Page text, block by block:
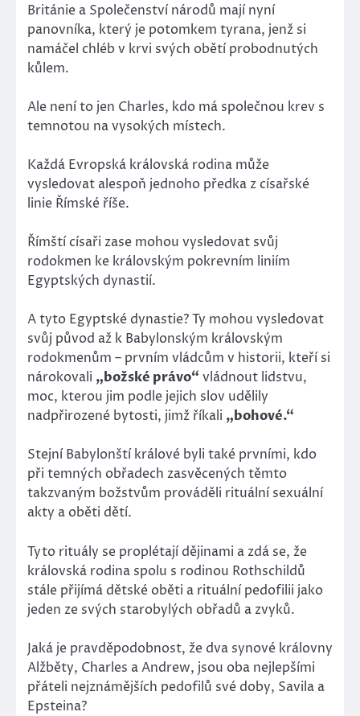
Británie a Společenství národů mají nyní
panovníka, který je potomkem tyrana, jenž si
namáčel chléb v krvi svých obětí probodnutých
kůlem.
Ale není to jen Charles, kdo má společnou krev s
temnotou na vysokých místech.
Každá Evropská královská rodina může
vysledovat alespoň jednoho předka z císařské
linie Římské říše.
Římští císaři zase mohou vysledovat svůj
rodokmen ke královským pokrevním liniím
Egyptských dynastií.
A tyto Egyptské dynastie? Ty mohou vysledovat
svůj původ až k Babylonským královským
rodokmenům – prvním vládcům v historii, kteří si
nárokovali „božské právo“ vládnout lidstvu,
moc, kterou jim podle jejich slov udělily
nadpřirozené bytosti, jimž říkali „bohové.“
Stejní Babylonští králové byli také prvními, kdo
při temných obřadech zasvěcených těmto
takzvaným božstvům prováděli rituální sexuální
akty a oběti dětí.
Tyto rituály se proplétají dějinami a zdá se, že
královská rodina spolu s rodinou Rothschildů
stále přijímá dětské oběti a rituální pedofilii jako
jeden ze svých starobylých obřadů a zvyků.
Jaká je pravděpodobnost, že dva synové královny
Alžběty, Charles a Andrew, jsou oba nejlepšími
přáteli nejznámějších pedofilů své doby, Savila a
Epsteina?